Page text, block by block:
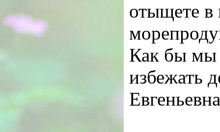
отыщете в
Как бы мы
избежать